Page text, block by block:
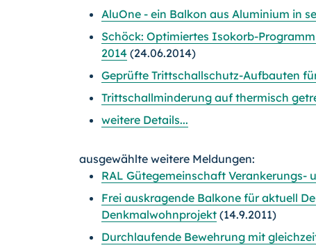
AluOne - ein Balkon aus Aluminium in
Schöck: Optimiertes Isokorb-
2014 (24.06.2014)
Geprüfte Trittschallschutz-Aufbauten
Trittschallminderung auf thermisch
weitere Details...
ausgewählte weitere Meldungen:
RAL Gütegemeinschaft Verankerungs-
Frei auskragende Balkone für aktuell
Denkmalwohnprojekt (14.9.2011)
Durchlaufende Bewehrung mit